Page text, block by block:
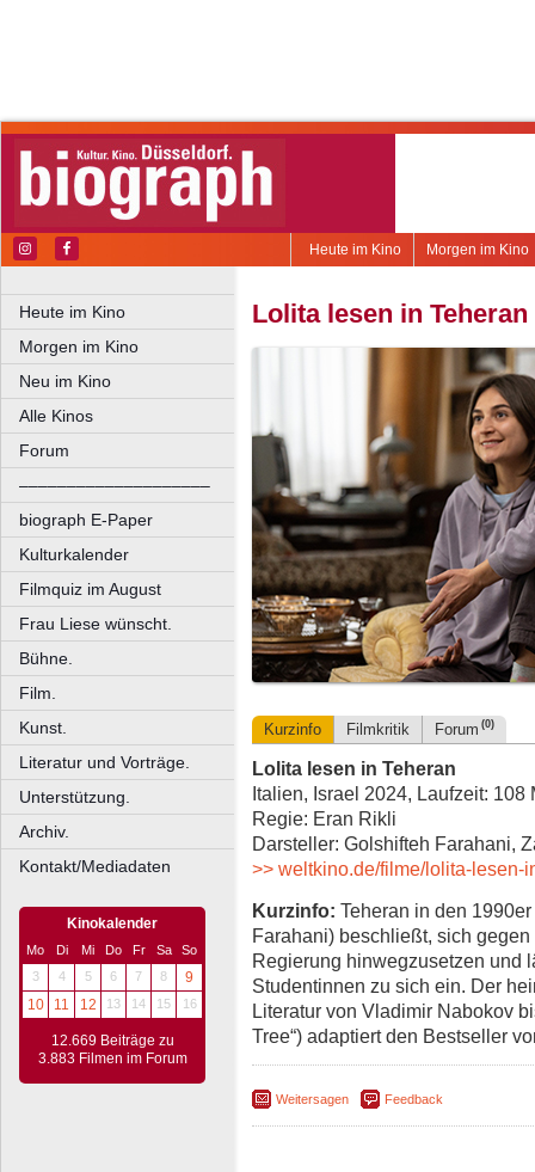
Morgen im Kino
Heute im Kino
Heute im Kino
Morgen im Kino
Neu im Kino
Alle Kinos
Forum
––––––––––––––––––––
biograph E-Paper
Kulturkalender
Filmquiz im August
Frau Liese wünscht.
Bühne.
Film.
Kunst.
Literatur und Vorträge.
Unterstützung.
Archiv.
Kontakt/Mediadaten
Kinokalender
Mo Di Mi Do Fr Sa
So
3
4 5 6 7 8
9
10
11 12 13 14 15 16
12.669 Beiträge zu
3.883 Filmen im Forum
Lolita lesen in Teheran
Kurzinfo Filmkritik Forum (0)
Lolita lesen in Teheran
Italien, Israel 2024, Laufzeit: 108
Regie: Eran Rikli
Darsteller: Golshifteh Farahani,
>> weltkino.de/filme/lolita-lesen-
Kurzinfo: Teheran in den
Farahani) beschließt, sich
Regierung hinwegzusetzen und
Studentinnen zu sich ein. Der
Literatur von Vladimir Nabokov
Tree“) adaptiert den Bestseller
Weitersagen Feedback